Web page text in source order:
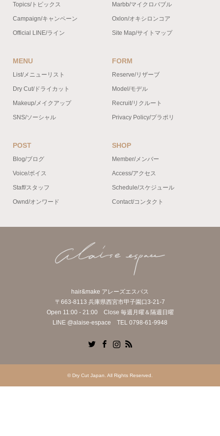
Topics/トピックス
Campaign/キャンペーン
Official LINE/ライン
Marbb/マイクロバブル
Oxlon/オキシロンコア
Site Map/サイトマップ
MENU
List/メニューリスト
Dry Cut/ドライカット
Makeup/メイクアップ
SNS/ソーシャル
FORM
Reserve/リザーブ
Model/モデル
Recruit/リクルート
Privacy Policy/プラポリ
POST
Blog/ブログ
Voice/ボイス
Staff/スタッフ
Ownd/オンワード
SHOP
Member/メンバー
Access/アクセス
Schedule/スケジュール
Contact/コンタクト
hair&make アレーズエスパス
〒663-8113 兵庫県西宮市甲子園口3-21-7
Open 11:00 - 21:00 Close 毎週月曜＆隔週日曜
LINE @alaise-espace TEL 0798-61-9948
© Dry Cut Japan . All Rights Reserved.